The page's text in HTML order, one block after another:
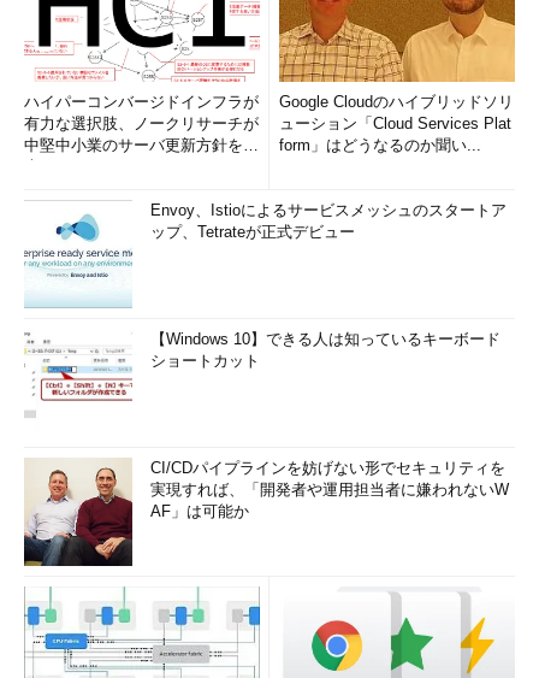
を余儀なくされてしまう。無駄な作業が発生しないようなシステ
ムを構築するためには、まず標準技術についての知識をしっかり
身に付けることが大切である。自由なネットワークであるからこ
そ、標準技術をうまく組み合わせることが重要になる。
LANの標準といえばイーサネット（Ethernet）が代表格である
率的なネットワークへと対応している。ところが、同じイーサネ
ット規格でもすべてそのまま接続・利用できるわけではない。ま
た、構成によってはネットワーク効率の高いシステムもあれば、
まったく効果の期待できないシステムもでき得る。つまり、LAN
は自由に構築できるからこそ、技術をしっかり把握していなけれ
ばならないのである。
LANを構成する際には、さまざまな要素を検討することにな
る。例えば、伝送路として有線を使用するのか、無線を使用する
バ・ケーブルなのか。ツイストペア・ケーブルであれば、どのカ
テゴリのものを用意するのかなど、それぞれの特徴を理解したう
えでなければ選択はできない。
いにより、HUB、スイッチングHUB、ルータ、レイヤ3スイッチ
などに分けることができる（
）。まずは、各装置の機能、役
割を理解することから始めよう。どのような目的で装置を利用す
ハイパーコンバージドインフラが
有力な選択肢、ノークリサーチが
中堅中小業のサーバ更新方針を調
Google Cloudのハイブリッドソリ
ューション「Cloud Services Plat
form」はどうなるのか聞い...
Envoy、Istioによるサービスメッシュのスタートア
ップ、Tetrateが正式デビュー
【Windows 10】できる人は知っているキーボード
ショートカット
CI/CDパイプラインを妨げない形でセキュリティを
実現すれば、「開発者や運用担当者に嫌われないW
AF」は可能か